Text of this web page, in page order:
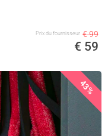
Prix ​​du fournisseur € 99
€ 59
43%